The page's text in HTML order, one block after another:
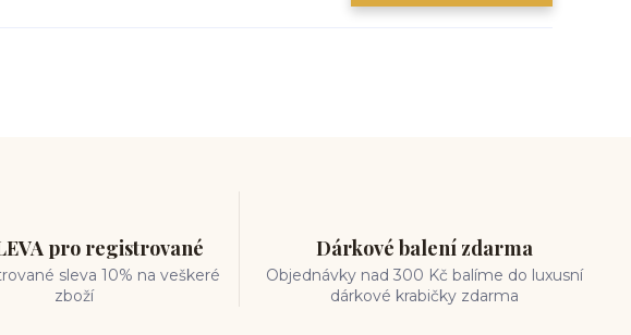
pro registrované
sleva 10% na veškeré
zboží
Dárkové balení zdarma
Objednávky nad 300 Kč balíme do luxusní
dárkové krabičky zdarma